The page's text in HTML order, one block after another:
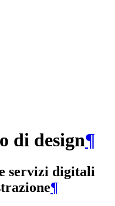
di design¶
servizi digitali
¶